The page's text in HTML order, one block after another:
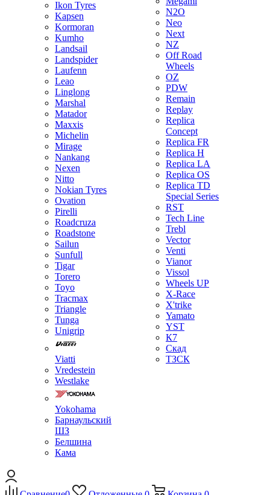
Ikon Tyres
Kapsen
Kormoran
Kumho
Landsail
Landspider
Laufenn
Leao
Linglong
Marshal
Matador
Maxxis
Michelin
Mirage
Nankang
Nexen
Nitto
Nokian Tyres
Ovation
Pirelli
Roadcruza
Roadstone
Sailun
Sunfull
Tigar
Torero
Toyo
Tracmax
Triangle
Tunga
Unigrip
Viatti
Vredestein
Westlake
Yokohama
Барнаульский
ШЗ
Белшина
Кама
N2O
Neo
Next
NZ
Off Road
Wheels
OZ
PDW
Remain
Replay
Replica
Concept
Replica FR
Replica H
Replica LA
Replica OS
Replica TD
Special Series
RST
Tech Line
Trebl
Vector
Venti
Vianor
Vissol
Wheels UP
X-Race
X'trike
Yamato
YST
К7
Скад
ТЗСК